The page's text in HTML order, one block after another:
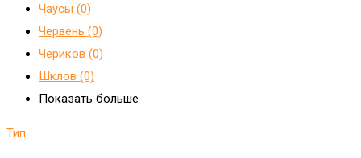
Чаусы (0)
Червень (0)
Чериков (0)
Шклов (0)
Показать больше
Тип